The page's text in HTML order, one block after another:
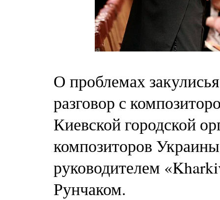
О проблемах
разговор с
Киевской городской
композиторов
руководителем
Рунчаком.